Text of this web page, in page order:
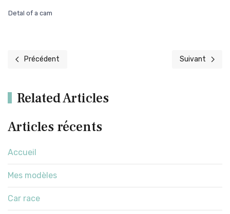
Detal of a cam
Article précédent : Mes zanimos
Précédent Article suivant
Suivant
Related Articles
Articles récents
Accueil
Mes modèles
Car race